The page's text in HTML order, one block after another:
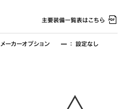
主要装備一覧表はこちら
メーカーオプション ： 設定なし